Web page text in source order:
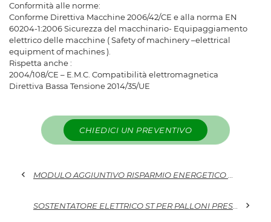
Conformità alle norme:
Conforme Direttiva Macchine 2006/42/CE e alla norma EN
60204-1:2006 Sicurezza del macchinario- Equipaggiamento
elettrico delle macchine ( Safety of machinery –elettrical
equipment of machines ).
Rispetta anche :
2004/108/CE – E.M.C. Compatibilità elettromagnetica
Direttiva Bassa Tensione 2014/35/UE
CHIEDICI UN PREVENTIVO
chevron_left
chevron_right